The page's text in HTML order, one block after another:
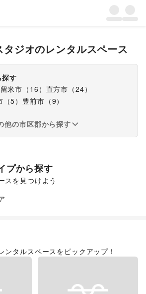
タジオのレンタルスペース
す
米市 （ 16 ） 直方市 （24）
（5） 豊前市 （9）
他の市区郡から探す
プから探す
スを見つけよう
ンタルスペースをピックアップ！